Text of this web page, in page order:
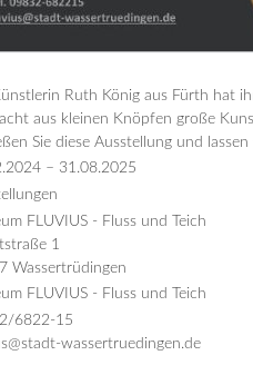
Ruth König aus Fürth hat
aus kleinen Knöpfen große
Sie diese Ausstellung und
– 31.08.2025
FLUVIUS - Fluss und Teich
1
Wassertrüdingen
FLUVIUS - Fluss und Teich
6822-15
wassertruedingen.de